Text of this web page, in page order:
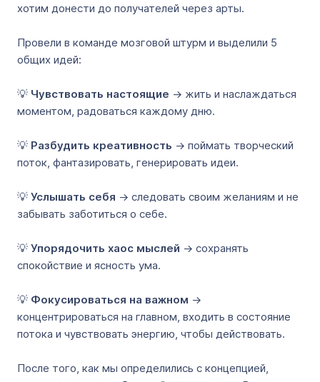
хотим донести до получателей через арты.
Провели в команде мозговой штурм и выделили 5
общих идей:
💡 Чувствовать настоящие → жить и наслаждаться
моментом, радоваться каждому дню.
💡 Разбудить креативность → поймать творческий
поток, фантазировать, генерировать идеи.
💡 Услышать себя → следовать своим желаниям и не
забывать заботиться о себе.
💡 Упорядочить хаос мыслей → сохранять
спокойствие и ясность ума.
💡 Фокусироваться на важном →
концентрироваться на главном, входить в состояние
потока и чувствовать энергию, чтобы действовать.
После того, как мы определились с концепцией,